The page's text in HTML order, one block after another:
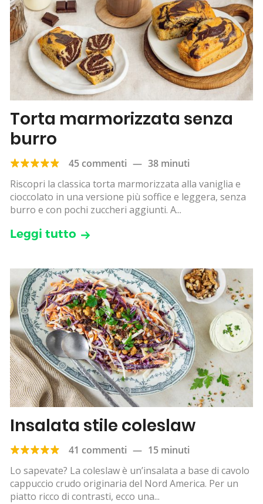
Torta marmorizzata senza
burro
45 commenti — 38 minuti
Riscopri la classica torta marmorizzata alla vaniglia e
cioccolato in una versione più soffice e leggera, senza
burro e con pochi zuccheri aggiunti. A...
Leggi tutto
Insalata stile coleslaw
41 commenti — 15 minuti
Lo sapevate? La coleslaw è un’insalata a base di cavolo
cappuccio crudo originaria del Nord America. Per un
piatto ricco di contrasti, ecco una...